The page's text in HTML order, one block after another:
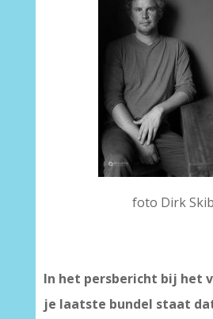
foto Dirk
In het persbericht bij het
je laatste bundel staat